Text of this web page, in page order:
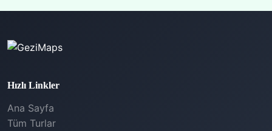
Hızlı Linkler
Ana Sayfa
Tüm Turlar